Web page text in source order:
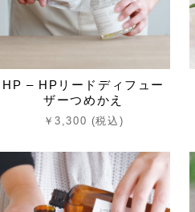
HP – HPリードディフュー
ザーつめかえ
￥3,300 (税込)